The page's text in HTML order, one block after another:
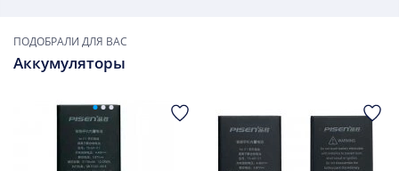
ПОДОБРАЛИ ДЛЯ ВАС
Аккумуляторы